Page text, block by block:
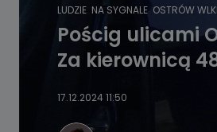
LUDZIE NA SYGNALE OSTRÓW
Pościg ulicami
Za kierownicą
17.12.2024 11:50